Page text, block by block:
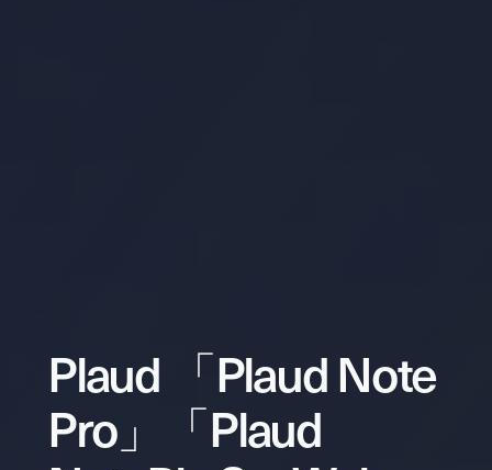
Plaud 「Plaud Note
Pro」「Plaud